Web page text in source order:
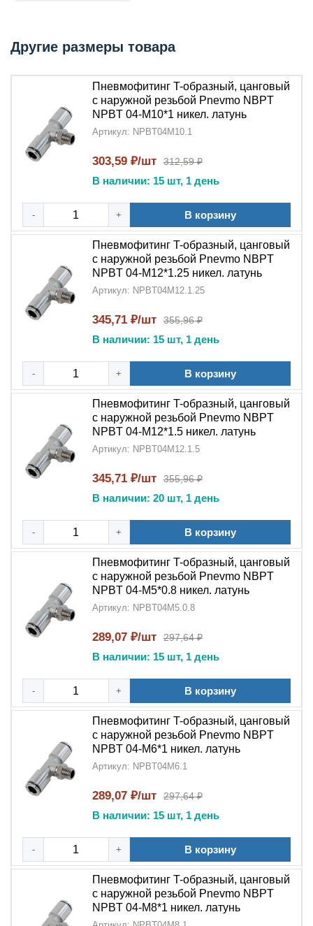
коррозионной стойкостью и длительным сроком
Ключевые преимущества:
Надежное соединение:Пневмофитинг T-
образный тройникобеспечивает герметичность
благодаря
резьбе NPT
латунь гарантирует устойчивость к коррозии и
механическим повреждениям
Удобство монтажа:Цанговая
система
позволяет быстро устанавливать трубки
без дополнительных инструментов
Универсальность:T-образная
конструкция
подходит для различных
Прочность
: Выдерживает высокое рабочее
давление в системах
Области применения:
Пневмофитинг T-образный тройник цанговый с
наружной резьбой NPT NPBT
В промышленныхпневматических системах
автоматизированных линиях
В компрессорном оборудовании
В системах распределения сжатого воздуха
В пневмоавтоматике и управляющих системах
В станочном оборудовании и технологических
установках
5 причин выбрать NPBT:
Качество материалов
Никелированная
латуньобеспечивает длительную эксплуатацию
Функциональность: T-образная
конструкцияоптимальна для разветвления
магистралей
Простота обслуживания: Цанговый
механизмупрощает замену трубок
Герметичность:Наружная резьба
гарантирует надежное соединение
Широкая совместимость: Подходит для
большинства промышленных стандартов
Другие размеры товара
Пневмофитинг T-образный, цанговый
с наружной резьбой Pnevmo NBPT
NPBT 04-M10*1 никел. латунь
Артикул: NPBT04M10.1
303,59 ₽/шт 312,59 ₽
В наличии: 15 шт, 1 день
- + В корзину
Пневмофитинг T-образный, цанговый
с наружной резьбой Pnevmo NBPT
NPBT 04-M12*1.25 никел. латунь
Артикул: NPBT04M12.1.25
345,71 ₽/шт 355,96 ₽
В наличии: 15 шт, 1 день
- + В корзину
Пневмофитинг T-образный, цанговый
с наружной резьбой Pnevmo NBPT
NPBT 04-M12*1.5 никел. латунь
Артикул: NPBT04M12.1.5
345,71 ₽/шт 355,96 ₽
В наличии: 20 шт, 1 день
- + В корзину
Пневмофитинг T-образный, цанговый
с наружной резьбой Pnevmo NBPT
NPBT 04-M5*0.8 никел. латунь
Артикул: NPBT04M5.0.8
289,07 ₽/шт 297,64 ₽
В наличии: 15 шт, 1 день
- + В корзину
Пневмофитинг T-образный, цанговый
с наружной резьбой Pnevmo NBPT
NPBT 04-M6*1 никел. латунь
Артикул: NPBT04M6.1
289,07 ₽/шт 297,64 ₽
В наличии: 15 шт, 1 день
- + В корзину
Пневмофитинг T-образный, цанговый
с наружной резьбой Pnevmo NBPT
NPBT 04-M8*1 никел. латунь